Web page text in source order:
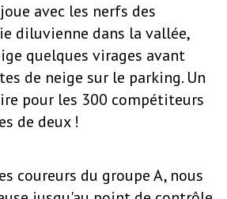
avec les nerfs des
diluvienne dans la vallée,
quelques virages avant
de neige sur le parking. Un
pour les 300 compétiteurs
de deux !
coureurs du groupe A, nous